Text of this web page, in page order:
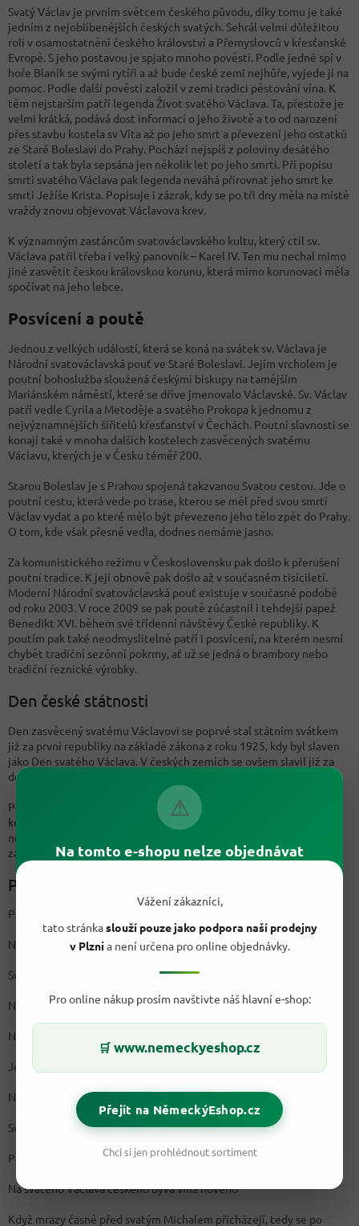
⚠
Na tomto e-shopu nelze objednávat
Vážení zákazníci,
tato stránkaslouží pouze jako podpora naší prodejny
v Plznia není určena pro online objednávky.
Pro online nákup prosím navštivte náš hlavní e-shop:
🛒 www.nemeckyeshop.cz
Přejít na NěmeckýEshop.cz
Chci si jen prohlédnout sortiment
Svatý Václav je prvním světcem českého původu, díky tomu je také
jedním z nejoblíbenějších českých svatých. Sehrál velmi důležitou
roli v osamostatnění českého království a Přemyslovců v křesťanské
Evropě. S jeho postavou je spjato mnoho pověstí. Podle jedné spí v
hoře Blaník se svými rytíři a až bude české zemi nejhůře, vyjede jí na
pomoc. Podle další pověstí založil v zemi tradici pěstování vína. K
těm nejstarším patří legenda Život svatého Václava. Ta, přestože je
velmi krátká, podává dost informací o jeho životě a to od narození
přes stavbu kostela sv Víta až po jeho smrt a převezení jeho ostatků
ze Staré Boleslavi do Prahy. Pochází nejspíš z poloviny desátého
století a tak byla sepsána jen několik let po jeho smrti. Při popisu
smrti svatého Václava pak legenda neváhá přirovnat jeho smrt ke
smrti Ježíše Krista. Popisuje i zázrak, kdy se po tři dny měla na místě
vraždy znovu objevovat Václavova krev.
K významným zastáncům svatováclavského kultu, který ctil sv.
Václava patřil třeba i velký panovník – Karel IV. Ten mu nechal mimo
jiné zasvětit českou královskou korunu, která mimo korunovaci měla
spočívat na jeho lebce.
Posvícení a poutě
Jednou z velkých událostí, která se koná na svátek sv. Václava je
Národní svatováclavská pouť ve Staré Boleslavi. Jejím vrcholem je
poutní bohoslužba sloužená českými biskupy na tamějším
Mariánském náměstí, které se dříve jmenovalo Václavské. Sv. Václav
patří vedle Cyrila a Metoděje a svatého Prokopa k jednomu z
nejvýznamnějších šiřitelů křesťanství v Čechách. Poutní slavnosti se
konají také v mnoha dalších kostelech zasvěcených svatému
Václavu, kterých je v Česku téměř 200.
Starou Boleslav je s Prahou spojená takzvanou Svatou cestou. Jde o
poutní cestu, která vede po trase, kterou se měl před svou smrtí
Václav vydat a po které mělo být převezeno jeho tělo zpět do Prahy.
O tom, kde však přesně vedla, dodnes nemáme jasno.
Za komunistického režimu v Československu pak došlo k přerušení
poutní tradice. K její obnově pak došlo až v současném tisíciletí.
Moderní Národní svatováclavská pouť existuje v současné podobě
od roku 2003. V roce 2009 se pak poutě zúčastnil i tehdejší papež
Benedikt XVI. během své třídenní návštěvy České republiky. K
poutím pak také neodmyslitelně patří i posvícení, na kterém nesmí
chybět tradiční sezónní pokrmy, ať už se jedná o brambory nebo
tradiční řeznické výrobky.
Den české státnosti
Den zasvěcený svatému Václavovi se poprvé stal státním svátkem
již za první republiky na základě zákona z roku 1925, kdy byl slaven
jako Den svatého Václava. V českých zemích se ovšem slavil již za
dob Rakouska-Uherska asi od druhé poloviny 18. století.
Po druhé světové válce se ovšem situace zkomplikovala,
komunistická svátková úprava na den svatého Václava
nepamatovala. Svátkem se tak 28. září znovu stalo v roce 2000 na
základě nového zákona o svátcích.
Pranostiky
Přijde Václav - kamna připrav.
Na svatého Václava pěkný den, přijde pohodlný podzimek.
Svatý Václav víno chrání, po něm bude vinobraní.
Na svatého Václava každá pláňka dozrává.
Na svatého Václava mráz nastává.
Je-li bouřka na Václava dlouho teplo zvěstovává.
Na svatého Václava bývá bláta záplava.
Svatý Václav zavírá zem.
Po svatým Václavu beranici na hlavu.
Na svatého Václava českého bývá vína nového
Když mrazy časně před svatým Michalem přicházejí, tedy se po